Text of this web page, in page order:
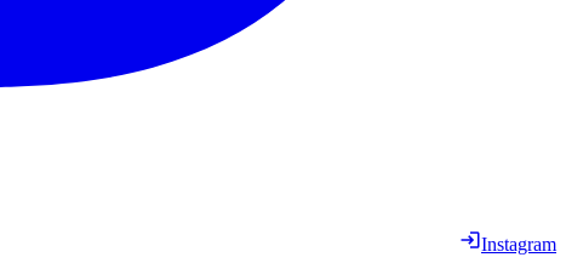
Instagram